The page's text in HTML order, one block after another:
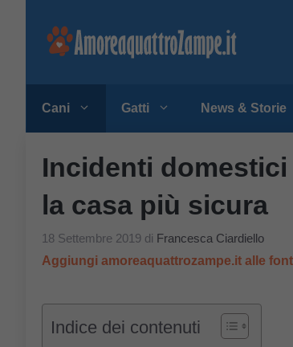
Cani Gatti News & Storie
Incidenti
la casa più sicura
18 Settembre 2019 di Francesca Ciardiello
Aggiungi amoreaquattrozampe.it alle
Indice dei contenuti